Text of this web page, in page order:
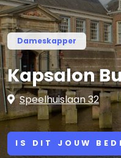
Dameskapper
Kapsalon
Speelhuislaan 32
IS DIT JOUW